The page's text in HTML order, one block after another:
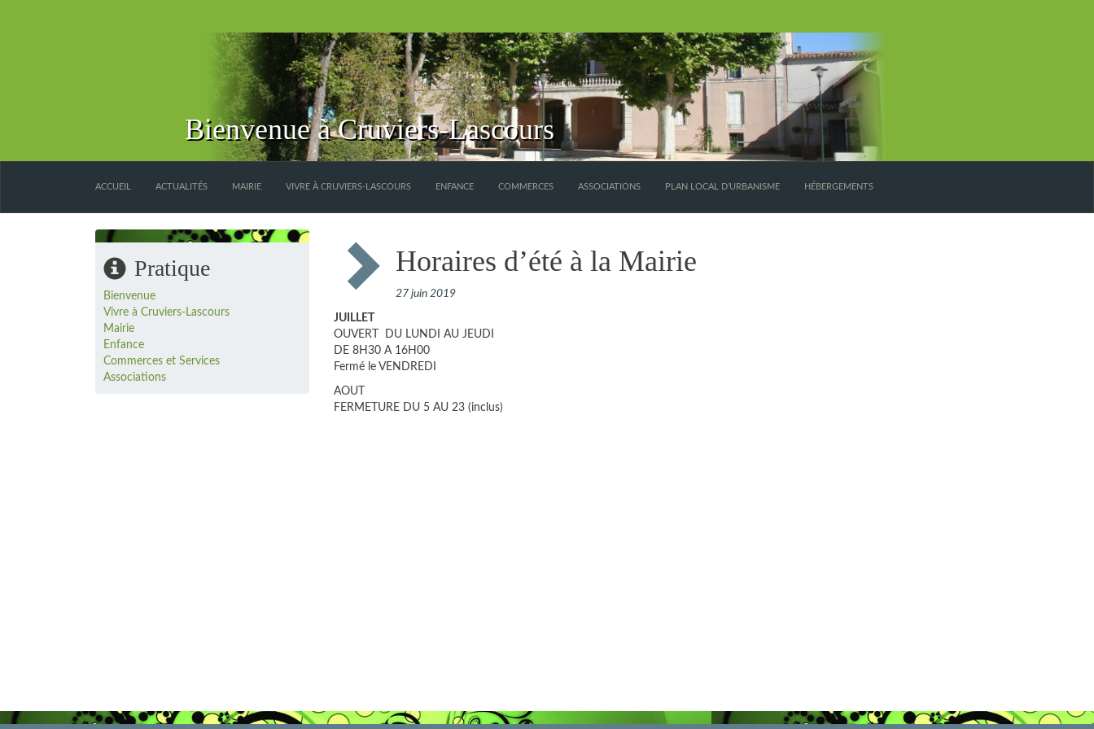
Bienvenue à Cruviers-Lascours
ACCUEIL ACTUALITÉS MAIRIE VIVRE À CRUVIERS-LASCOURS ENFANCE COMMERCES ASSOCIATIONS PLAN LOCAL D’URBANISME HÉBERGEMENTS
Horaires d’été à la Mairie
27 juin 2019
JUILLET
OUVERT DU LUNDI AU JEUDI
DE 8H30 A 16H00
Fermé le VENDREDI
AOUT
FERMETURE DU 5 AU 23 (inclus)
Pratique
Bienvenue
Vivre à Cruviers-Lascours
Mairie
Enfance
Commerces et Services
Associations